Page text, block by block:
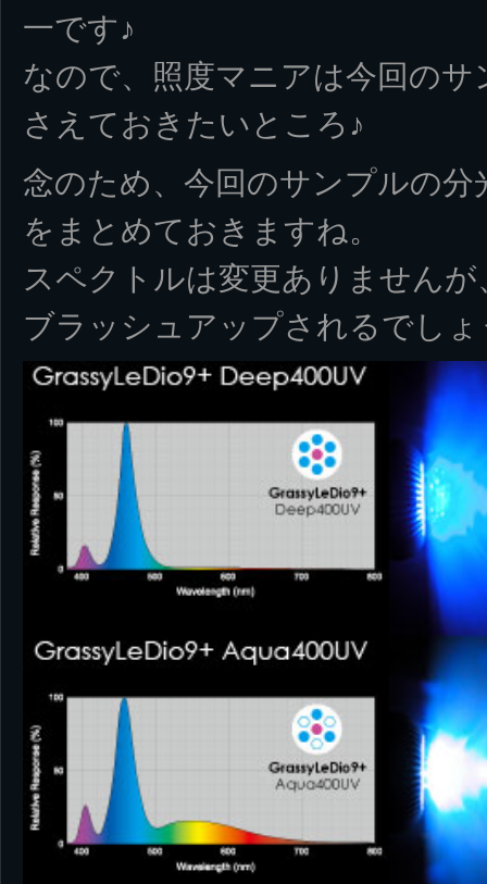
一です♪
なので、照度マニアは今回の
さえておきたいところ♪
念のため、今回のサンプルの
をまとめておきますね。
スペクトルは変更ありません
ブラッシュアップされるでしょ